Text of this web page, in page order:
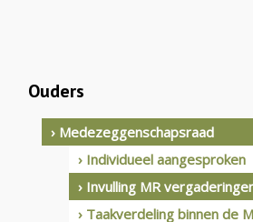
Ouders
› Medezeggenschapsraad
› Individueel aangesproken
› Invulling MR
› Taakverdeling binnen de